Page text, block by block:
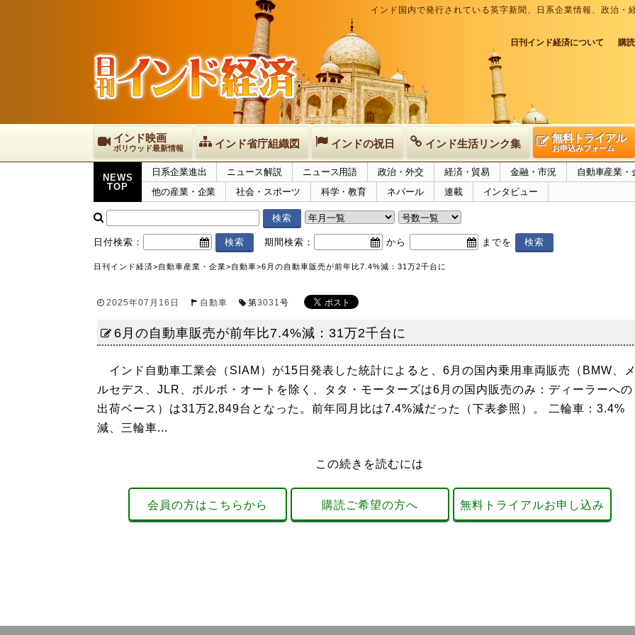
インド国内で発行されている英字新聞、日系企業情報、政治
日刊インド経済について 購
インド映画
ボリウッド最新情報 インド省庁組織図 インドの祝日 インド生活リンク集 無料トライアル
お申込みフォーム
NEWS
TOP
日系企業進出 ニュース解説 ニュース用語 政治・外交 経済・貿易 金融・市況
自動車産業・
他の産業・企業
社会・スポーツ 科学・教育 ネパール 連載 インタビュー
日付検索： 期間検索： から までを
日刊インド経済>自動車産業・企業>自動車>6月の自動車販売が前年比7.4%減：31万2千台に
2025年07月16日 自動車 第3031号
6月の自動車販売が前年比7.4%減：31万2千台に
インド自動車工業会（SIAM）が15日発表した統計によると、6月の国内乗用車両販売（BMW、メ
ルセデス、JLR、ボルボ・オートを除く、タタ・モーターズは6月の国内販売のみ：ディーラーへの
出荷ベース）は31万2,849台となった。前年同月比は7.4%減だった（下表参照）。 二輪車：3.4%
減、三輪車...
この続きを読むには
会員の方はこちらから 購読ご希望の方へ 無料トライアルお申し込み